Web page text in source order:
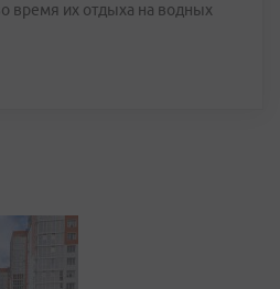
время их отдыха на водных